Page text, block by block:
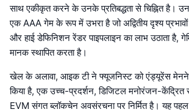
साथ एकीकृत करने के उनके प्रतिबद्धता से चिह्नित है।
एक AAA गेम के रूप में उभरा है जो अद्वितीय दृश्य
और हाई डेफिनिशन रेंडर पाइपलाइन का लाभ उठाता है,
मानक स्थापित करता है।
खेल के अलावा, आइक टी ने फ्यूजनिस्ट को एंड्यूरेंस
किया है, एक उच्च-प्रदर्शन, डिजिटल मनोरंजन-केंद्रित
EVM संगत ब्लॉकचेन अवसंरचना पर निर्मित है। यह पहल